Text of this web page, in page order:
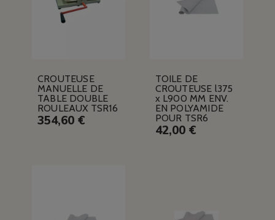
CROUTEUSE
MANUELLE DE
TABLE DOUBLE
ROULEAUX TSR16
354,60 €
TOILE DE
CROUTEUSE l375
x L900 MM ENV.
EN POLYAMIDE
POUR TSR6
42,00 €